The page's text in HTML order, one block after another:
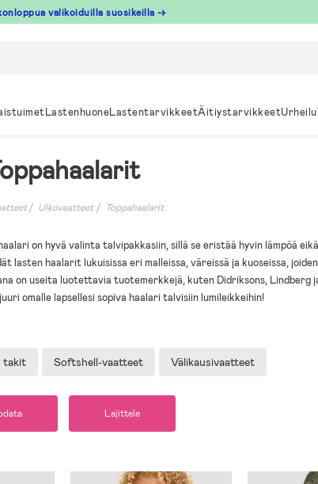
valikoiduilla suosikeilla →
LastenhuoneLastentarvikkeetÄitiystarvikkeetUrheilu
Ulkovaatteet Toppahaalarit
on hyvä valinta talvipakkasiin, sillä se eristää hyvin lämpöä
lasten haalarit lukuisissa eri malleissa, väreissä ja kuoseissa,
on useita luotettavia tuotemerkkejä, kuten Didriksons, Lindberg
omalle lapsellesi sopiva haalari talvisiin lumileikkeihin!
takit Softshell-vaatteet Välikausivaatteet
Lajittele